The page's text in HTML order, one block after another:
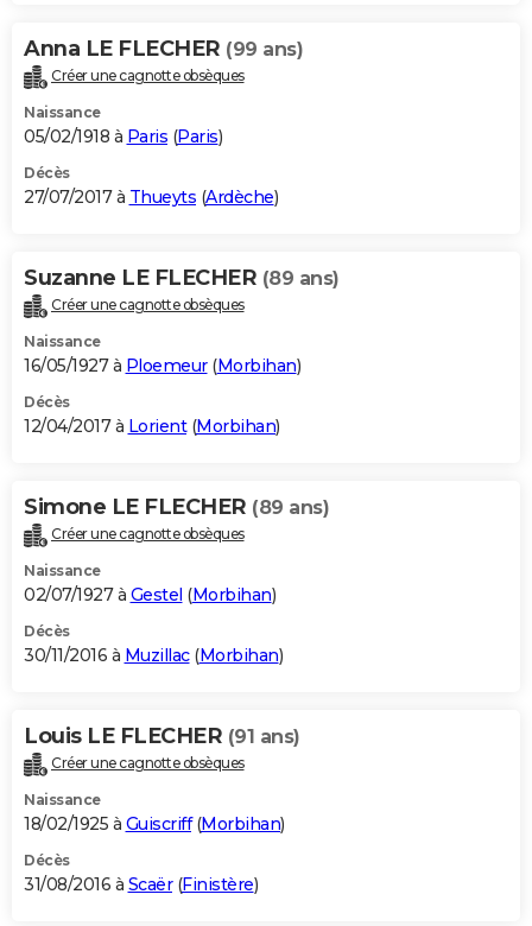
Anna LE FLECHER (99 ans)
Créer une cagnotte obsèques
Naissance
05/02/1918 à Paris (Paris)
Décès
27/07/2017 à Thueyts (Ardèche)
Suzanne LE FLECHER (89 ans)
Créer une cagnotte obsèques
Naissance
16/05/1927 à Ploemeur(Morbihan)
Décès
12/04/2017 à Lorient(Morbihan)
Simone LE FLECHER (89 ans)
Créer une cagnotte obsèques
Naissance
02/07/1927 à Gestel (Morbihan)
Décès
30/11/2016 à Muzillac(Morbihan)
Louis LE FLECHER (91 ans)
Créer une cagnotte obsèques
Naissance
18/02/1925 à Guiscriff(Morbihan)
Décès
31/08/2016 à Scaër(Finistère)